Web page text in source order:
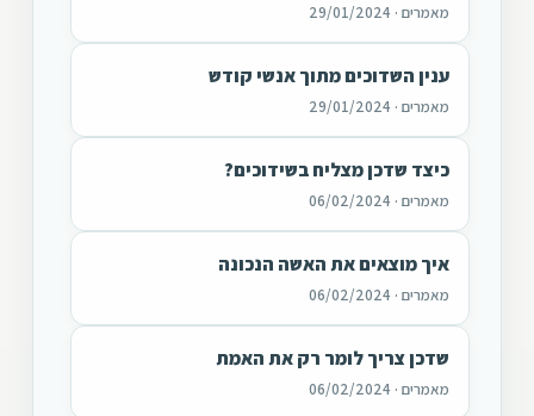
מאמרים · 29/01/2024
ענין השדוכים מתוך אנשי קודש
מאמרים · 29/01/2024
כיצד שדכן מצליח בשידוכים?
מאמרים · 06/02/2024
איך מוצאים את האשה הנכונה
מאמרים · 06/02/2024
שדכן צריך לומר רק את האמת
מאמרים · 06/02/2024